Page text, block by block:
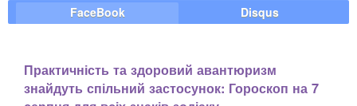
FaceBook Disqus
Практичність та здоровий авантюризм
знайдуть спільний застосунок: Гороскоп на 7